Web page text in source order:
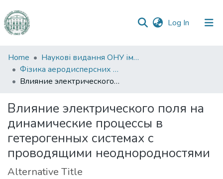
Log In (current)
Communities
&
Collections
Statistics
Home
Наукові видання ОНУ імені І. І. Мечникова
Фізика аеродисперсних систем
Влияние электрического поля на динамические процессы в гетерогенных системах с проводящими неоднородностями
Влияние электрического поля на
динамические процессы в
гетерогенных системах с
проводящими неоднородностями
Alternative Title